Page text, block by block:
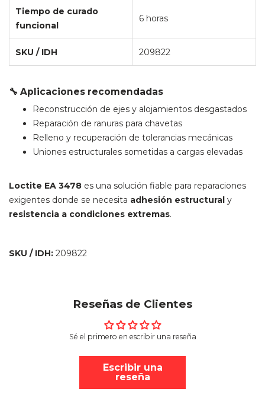
Tiempo de curado
funcional
6 horas
SKU / IDH 209822
🔧 Aplicaciones recomendadas
Reconstrucción de ejes y alojamientos desgastados
Reparación de ranuras para chavetas
Relleno y recuperación de tolerancias mecánicas
Uniones estructurales sometidas a cargas elevadas
Loctite EA 3478 es una solución fiable para reparaciones
exigentes donde se necesita adhesión estructural y
resistencia a condiciones extremas.
SKU / IDH: 209822
Reseñas de Clientes
Sé el primero en escribir una reseña
Escribir una
reseña